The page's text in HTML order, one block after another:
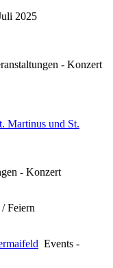
2025
- Konzert
Martinus und St.
- Konzert
/ Feiern
Events -